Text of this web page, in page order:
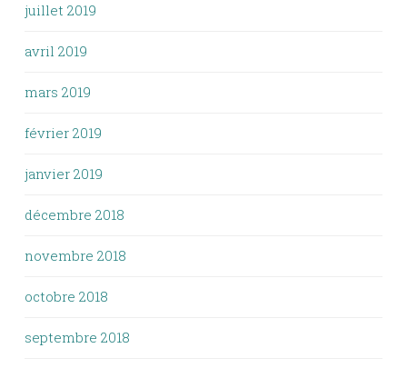
juillet 2019
avril 2019
mars 2019
février 2019
janvier 2019
décembre 2018
novembre 2018
octobre 2018
septembre 2018